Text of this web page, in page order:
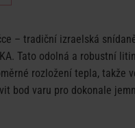
– tradiční izraelská
Tato odolná a robustní
rozložení tepla, takže
bod varu pro dokonale